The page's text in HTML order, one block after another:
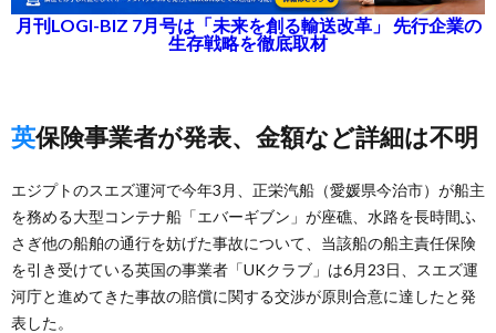
月刊LOGI-BIZ 7月号は「未来を創る輸送改革」 先行企業の
生存戦略を徹底取材
英保険事業者が発表、金額など詳細は不明
エジプトのスエズ運河で今年3月、正栄汽船（愛媛県今治市）が船主
を務める大型コンテナ船「エバーギブン」が座礁、水路を長時間ふ
さぎ他の船舶の通行を妨げた事故について、当該船の船主責任保険
を引き受けている英国の事業者「UKクラブ」は6月23日、スエズ運
河庁と進めてきた事故の賠償に関する交渉が原則合意に達したと発
表した。